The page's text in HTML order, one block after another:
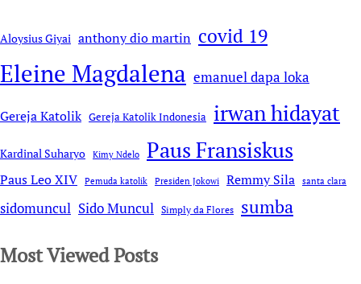
Aloysius Giyai anthony dio martin covid 19
Eleine Magdalena emanuel dapa loka
Gereja Katolik Gereja Katolik Indonesia irwan hidayat
Kardinal Suharyo Kimy Ndelo Paus Fransiskus
Paus Leo XIV Pemuda katolik Presiden Jokowi Remmy Sila santa clara
sidomuncul Sido Muncul Simply da Flores sumba
Most Viewed Posts